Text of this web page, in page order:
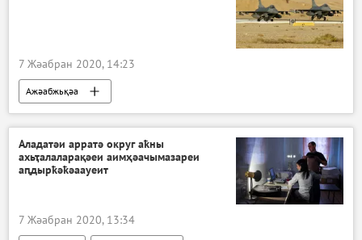
7 Жәабран 2020, 14:23
Ажәабжьқәа
Аладатәи арратә округ аҟны
ахьҭалаларақәеи аимҳәачымазареи
аԥдырҟәҟәаауеит
7 Жәабран 2020, 13:34